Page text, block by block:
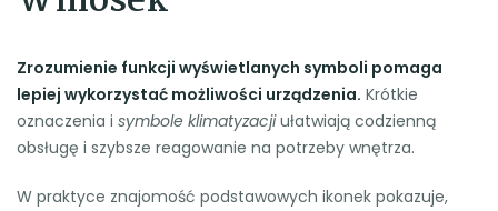
Zrozumienie funkcji wyświetlanych symboli pomaga
lepiej wykorzystać możliwości urządzenia. Krótkie
oznaczenia i symbole klimatyzacjiułatwiają codzienną
obsługę i szybsze reagowanie na potrzeby wnętrza.
W praktyce znajomość podstawowych ikonek pokazuje,